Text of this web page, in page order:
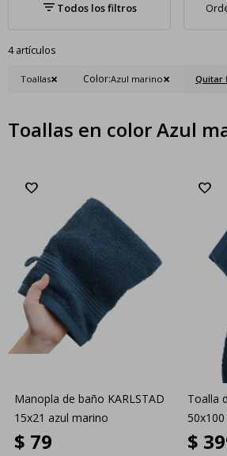
4 artículos
Toallas Color:Azul marino Quitar
Toallas en color Azul
Manopla de baño KARLSTAD
15x21 azul marino
$ 79
Toalla
$